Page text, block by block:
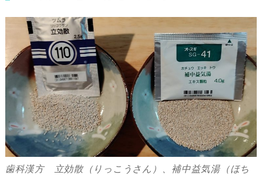
歯科漢方 立効散（りっこうさん）、補中益気湯（ほち